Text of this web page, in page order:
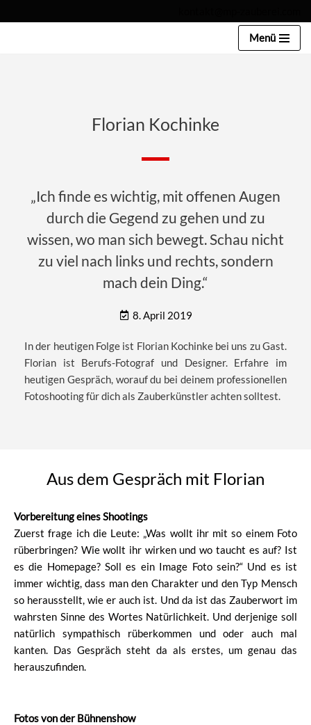
Menü
Florian Kochinke
„Ich finde es wichtig, mit offenen Augen
durch die Gegend zu gehen und zu
wissen, wo man sich bewegt. Schau nicht
zu viel nach links und rechts, sondern
mach dein Ding.“
8. April 2019
In der heutigen Folge ist Florian Kochinke bei uns zu Gast.
Florian ist Berufs-Fotograf und Designer. Erfahre im
heutigen Gespräch, worauf du bei deinem professionellen
Fotoshooting für dich als Zauberkünstler achten solltest.
Aus dem Gespräch mit Florian
Vorbereitung eines Shootings
Zuerst frage ich die Leute: „Was wollt ihr mit so einem Foto
rüberbringen? Wie wollt ihr wirken und wo taucht es auf? Ist
es die Homepage? Soll es ein Image Foto sein?“ Und es ist
immer wichtig, dass man den Charakter und den Typ Mensch
so herausstellt, wie er auch ist. Und da ist das Zauberwort im
wahrsten Sinne des Wortes Natürlichkeit. Und derjenige soll
natürlich sympathisch rüberkommen und oder auch mal
kanten. Das Gespräch steht da als erstes, um genau das
herauszufinden.
Fotos von der Bühnenshow